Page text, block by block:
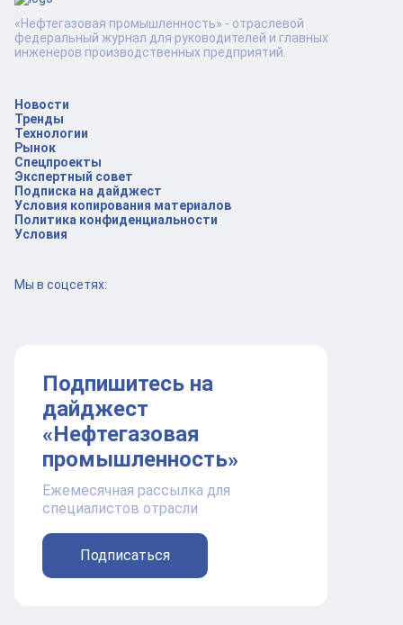
Новости
Тренды
Технологии
Рынок
Спецпроекты
Экспертный совет
Подписка на дайджест
Условия копирования материалов
Политика конфиденциальности
Условия
Мы в соцсетях:
Подпишитесь на
дайджест
«Нефтегазовая
промышленность»
Ежемесячная рассылка для
специалистов отрасли
Подписаться
«Нефтегазовая промышленность» - отраслевой
федеральный журнал для руководителей и главных
инженеров производственных предприятий.